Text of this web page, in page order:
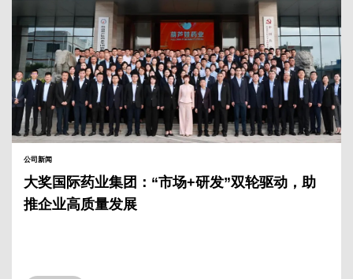
公司新闻
大奖国际药业集团：“市场+研发”双轮驱动，助
推企业高质量发展